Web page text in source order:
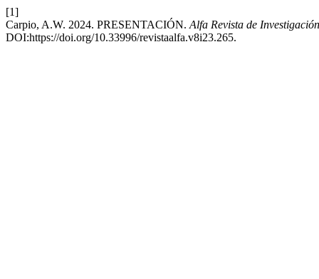
[1]
Carpio, A.W. 2024. PRESENTACIÓN. Alfa Revista de
DOI:https://doi.org/10.33996/revistaalfa.v8i23.265.